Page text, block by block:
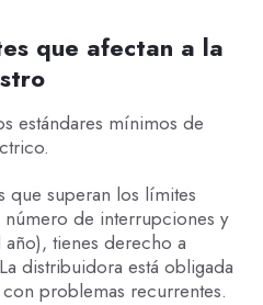
que afectan a la
estándares mínimos de
que superan los límites
de interrupciones y
tienes derecho a
distribuidora está obligada
problemas recurrentes.